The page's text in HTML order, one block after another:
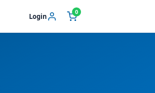
Login 0